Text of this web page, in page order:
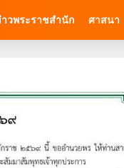
วพระราชสำนัก ศาสนา